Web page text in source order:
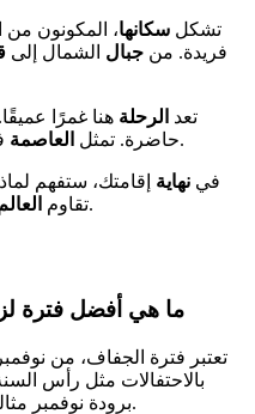
تشكل سكانها، المكونون من
فريدة. من جبال الشمال إلى
تعد الرحلة هنا غمرًا
حاضرة. تمثل العاصمة الرائعة هذا الإرث.
في نهاية إقامتك، ستفهم
تقاومالحديث بينما تستقبل الزوار بحرارة.
ما هي أفضل فترة
تعتبر فترة الجفاف، من
بالاحتفالات مثل رأس
برودة نوفمبر مثالية لاستكشاف لوانغ برابانغ ومعابدها.